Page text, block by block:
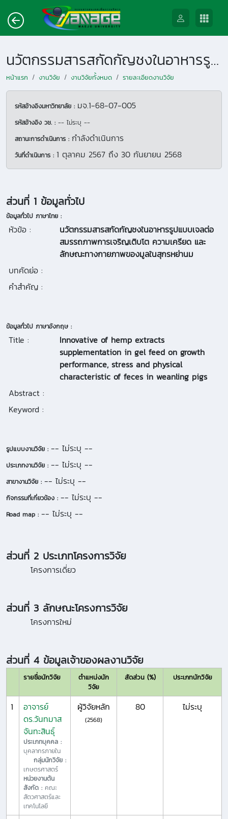
นวัตกรรมสารสกัดกัญชงในอาหารรูปแบบเจลต่อสมรรถภาพการเจริญเติบโต ความเครียด และลักษณะทางกายภาพของมูลในสุกรหย่านม
หน้าแรก งานวิจัย งานวิจัยทั้งหมด รายละเอียดงานวิจัย
รหัสอ้างอิงมหาวิทยาลัย : มจ.1-68-07-005
รหัสอ้างอิง วช. : -- ไม่ระบุ --
สถานะการดำเนินการ : กำลังดำเนินการ
วันที่ดำเนินการ : 1 ตุลาคม 2567 ถึง 30 กันยายน 2568
ส่วนที่ 1 ข้อมูลทั่วไป
ข้อมูลทั่วไป ภาษาไทย :
หัวข้อ :
นวัตกรรมสารสกัดกัญชงในอาหารรูปแบบเจลต่อ
สมรรถภาพการเจริญเติบโต ความเครียด และ
ลักษณะทางกายภาพของมูลในสุกรหย่านม
บทคัดย่อ :
คำสำคัญ :
ข้อมูลทั่วไป ภาษาอังกฤษ :
Title :
Innovative of hemp extracts
supplementation in gel feed on growth
performance, stress and physical
characteristic of feces in weanling pigs
Abstract :
Keyword :
รูปแบบงานวิจัย : -- ไม่ระบุ --
ประเภทงานวิจัย : -- ไม่ระบุ --
สาขางานวิจัย : -- ไม่ระบุ --
กิจกรรมที่เกี่ยวข้อง : -- ไม่ระบุ --
Road map : -- ไม่ระบุ --
ส่วนที่ 2 ประเภทโครงการวิจัย
โครงการเดี่ยว
ส่วนที่ 3 ลักษณะโครงการวิจัย
โครงการใหม่
ส่วนที่ 4 ข้อมูลเจ้าของผลงานวิจัย
รายชื่อนักวิจัย
ตำแหน่งนัก
วิจัย
สัดส่วน (%) ประเภทนักวิจัย
1
อาจารย์
ดร.วันทมาส
จันทะสินธุ์
ประเภทบุคคล :
บุคลากรภายใน
กลุ่มนักวิจัย :
เกษตรศาสตร์
หน่วยงานต้น
สังกัด : คณะ
สัตวศาสตร์และ
เทคโนโลยี
ผู้วิจัยหลัก
(2568)
80 ไม่ระบุ